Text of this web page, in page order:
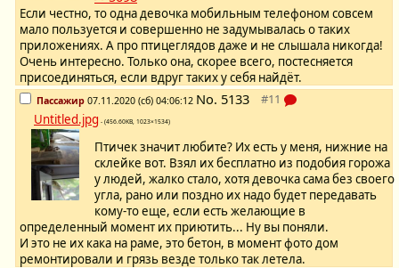
Если честно, то одна девочка мобильным телефоном совсем
мало пользуется и совершенно не задумывалась о таких
приложениях. А про птицеглядов даже и не слышала никогда!
Очень интересно. Только она, скорее всего, постесняется
присоединяться, если вдруг таких у себя найдёт.
Пассажир 07.11.2020 (сб) 04:06:12 No. 5133
Untitled.jpg - (456.60KB, 1023×1534)
Птичек значит любите? Их есть у меня, нижние на
склейке вот. Взял их бесплатно из подобия горожа
у людей, жалко стало, хотя девочка сама без своего
угла, рано или поздно их надо будет передавать
кому-то еще, если есть желающие в
определенный момент их приютить... Ну вы поняли.
И это не их кака на раме, это бетон, в момент фото дом
ремонтировали и грязь везде только так летела.